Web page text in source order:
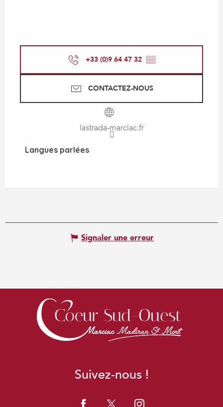
+33 (0)9 64 47 32 ▒▒
CONTACTEZ-NOUS
lastrada-marciac.fr
Langues parlées
Langues parlées
Signaler une erreur
Suivez-nous !